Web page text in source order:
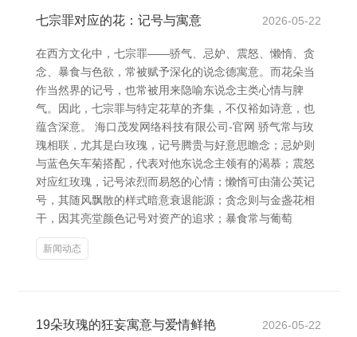
七宗罪对应的花：记号与寓意 2026-05-22
在西方文化中，七宗罪——骄气、忌妒、震怒、懒惰、贪
念、暴食与色欲，常被赋予深化的说念德寓意。而花朵当
作当然界的记号，也常被用来隐喻东说念主类心情与脾
气。因此，七宗罪与特定花草的齐集，不仅裕如诗意，也
蕴含深意。 海口茂发网络科技有限公司-官网 骄气常与玫
瑰相联，尤其是白玫瑰，记号腾贵与好意思瞻念；忌妒则
与蓝色矢车菊搭配，代表对他东说念主领有的渴慕；震怒
对应红玫瑰，记号浓烈而易怒的心情；懒惰可由蒲公英记
号，其随风飘散的样式暗意衰退能源；贪念则与金盏花相
干，因其亮堂颜色记号对资产的追求；暴食常与葡萄
新闻动态
19朵玫瑰的狂妄寓意与爱情鲜艳 2026-05-22